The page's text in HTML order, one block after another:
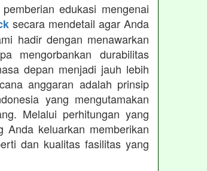
edukasi mengenai
secara mendetail agar Anda
hadir dengan menawarkan
mengorbankan durabilitas
depan menjadi jauh lebih
anggaran adalah prinsip
yang mengutamakan
Melalui perhitungan yang
keluarkan memberikan
dan kualitas fasilitas yang